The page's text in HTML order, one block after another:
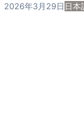
2026年3月29日 日本